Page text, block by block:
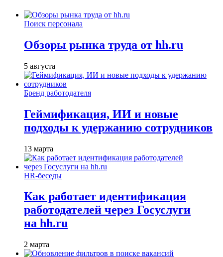
Поиск персонала
Обзоры рынка труда от hh.ru
5 августа
Бренд работодателя
Геймификация, ИИ и новые
подходы к удержанию сотрудников
13 марта
HR-беседы
Как работает идентификация
работодателей через Госуслуги
на hh.ru
2 марта